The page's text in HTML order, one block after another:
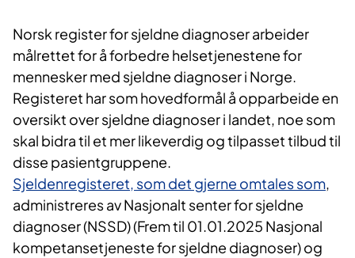
Norsk register for sjeldne diagnoser arbeider
målrettet for å forbedre helsetjenestene for
mennesker med sjeldne diagnoser i Norge.
Registeret har som hovedformål å opparbeide en
oversikt over sjeldne diagnoser i landet, noe som
skal bidra til et mer likeverdig og tilpasset tilbud til
disse pasientgruppene.
Sjeldenregisteret, som det gjerne omtales som,
administreres av Nasjonalt senter for sjeldne
diagnoser (NSSD) (Frem til 01.01.2025 Nasjonal
kompetansetjeneste for sjeldne diagnoser) og